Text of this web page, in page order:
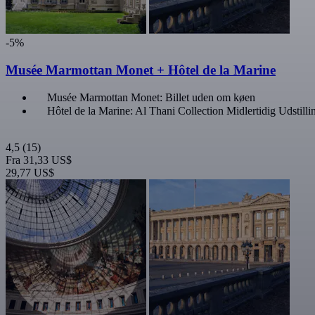
-5%
Musée Marmottan Monet + Hôtel de la Marine
Musée Marmottan Monet: Billet uden om køen
Hôtel de la Marine: Al Thani Collection Midlertidig
4,5 (15)
Fra 31,33 US$
29,77 US$